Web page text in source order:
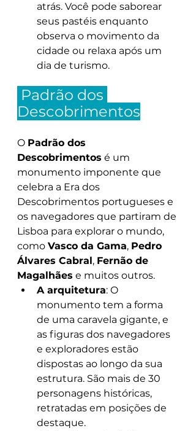
atrás. Você pode saborear
seus pastéis enquanto
observa o movimento da
cidade ou relaxa após um
dia de turismo.
Descobrimentos
O Padrão dos
Descobrimentos é um
monumento imponente que
celebra a Era dos
Descobrimentos portugueses e
os navegadores que partiram de
Lisboa para explorar o mundo,
como Vasco da Gama, Pedro
Álvares Cabral, Fernão de
Magalhães e muitos outros.
A arquitetura: O
monumento tem a forma
de uma caravela gigante, e
as figuras dos navegadores
e exploradores estão
dispostas ao longo da sua
estrutura. São mais de 30
personagens históricas,
retratadas em posições de
destaque.